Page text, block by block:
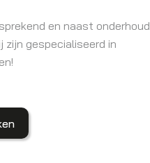
en naast onderhoud
zijn gespecialiseerd in